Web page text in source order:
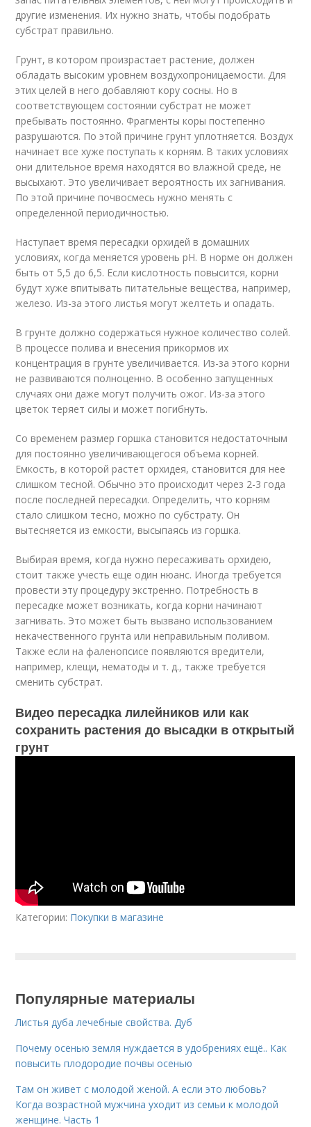
другие изменения. Их нужно знать, чтобы подобрать
субстрат правильно.
Грунт, в котором произрастает растение, должен
обладать высоким уровнем воздухопроницаемости. Для
этих целей в него добавляют кору сосны. Но в
соответствующем состоянии субстрат не может
пребывать постоянно. Фрагменты коры постепенно
разрушаются. По этой причине грунт уплотняется. Воздух
начинает все хуже поступать к корням. В таких условиях
они длительное время находятся во влажной среде, не
высыхают. Это увеличивает вероятность их загнивания.
По этой причине почвосмесь нужно менять с
определенной периодичностью.
Наступает время пересадки орхидей в домашних
условиях, когда меняется уровень рН. В норме он должен
быть от 5,5 до 6,5. Если кислотность повысится, корни
будут хуже впитывать питательные вещества, например,
железо. Из-за этого листья могут желтеть и опадать.
В грунте должно содержаться нужное количество солей.
В процессе полива и внесения прикормов их
концентрация в грунте увеличивается. Из-за этого корни
не развиваются полноценно. В особенно запущенных
случаях они даже могут получить ожог. Из-за этого
цветок теряет силы и может погибнуть.
Со временем размер горшка становится недостаточным
для постоянно увеличивающегося объема корней.
Емкость, в которой растет орхидея, становится для нее
слишком тесной. Обычно это происходит через 2-3 года
после последней пересадки. Определить, что корням
стало слишком тесно, можно по субстрату. Он
вытесняется из емкости, высыпаясь из горшка.
Выбирая время, когда нужно пересаживать орхидею,
стоит также учесть еще один нюанс. Иногда требуется
провести эту процедуру экстренно. Потребность в
пересадке может возникать, когда корни начинают
загнивать. Это может быть вызвано использованием
некачественного грунта или неправильным поливом.
Также если на фаленопсисе появляются вредители,
например, клещи, нематоды и т. д., также требуется
сменить субстрат.
Видео пересадка лилейников или как
сохранить растения до высадки в открытый
грунт
Категории: Покупки в магазине
Популярные материалы
Листья дуба лечебные свойства. Дуб
Почему осенью земля нуждается в удобрениях ещё.. Как
повысить плодородие почвы осенью
Там он живет с молодой женой. А если это любовь?
Когда возрастной мужчина уходит из семьи к молодой
женщине. Часть 1